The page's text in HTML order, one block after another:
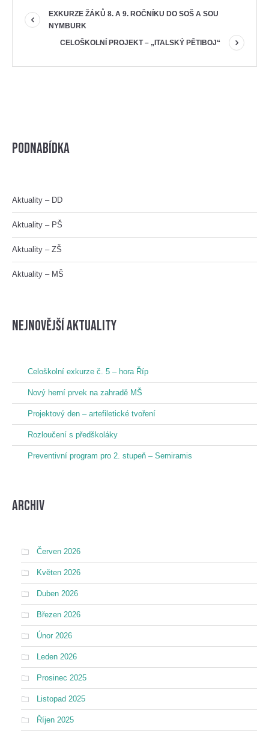
EXKURZE ŽÁKŮ 8. A 9. ROČNÍKU DO SOŠ A SOU
NYMBURK
CELOŠKOLNÍ PROJEKT – „ITALSKÝ PĚTIBOJ“
Podnabídka
Aktuality – DD
Aktuality – PŠ
Aktuality – ZŠ
Aktuality – MŠ
nejnovější aktuality
Celoškolní exkurze č. 5 – hora Říp
Nový herní prvek na zahradě MŠ
Projektový den – artefiletické tvoření
Rozloučení s předškoláky
Preventivní program pro 2. stupeň – Semiramis
Archiv
Červen 2026
Květen 2026
Duben 2026
Březen 2026
Únor 2026
Leden 2026
Prosinec 2025
Listopad 2025
Říjen 2025